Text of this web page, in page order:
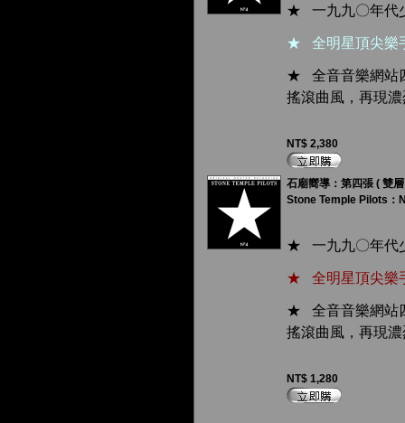
★ 一九九〇年代
★ 全明星頂尖樂
★ 全音音樂網站
搖滾曲風，再現
NT$ 2,380
石廟嚮導：第四張 ( 雙
Stone Temple Pilots：
★ 一九九〇年代
★ 全明星頂尖樂
★ 全音音樂網站
搖滾曲風，再現
NT$ 1,280